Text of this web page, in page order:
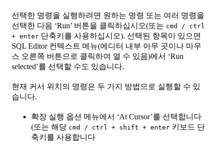
선택한 명령을 실행하려면 원하는 명령 또는 여러 명령을
선택한 다음 ‘Run’ 버튼을 클릭하십시오(또는 cmd / ctrl
+ enter 단축키를 사용하십시오). 선택된 항목이 있으면
SQL Editor 컨텍스트 메뉴(에디터 내부 아무 곳이나 마우
스 오른쪽 버튼으로 클릭하여 열 수 있음)에서 ‘Run
selected’를 선택할 수도 있습니다.
현재 커서 위치의 명령은 두 가지 방법으로 실행할 수 있
습니다.
확장 실행 옵션 메뉴에서 ‘At Cursor’를 선택합니다
(또는 해당 cmd / ctrl + shift + enter 키보드 단
축키를 사용합니다